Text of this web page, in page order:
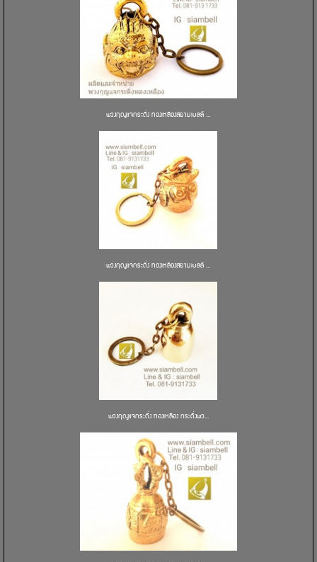
พวงกุญแจกระดิ่ง ทองเหลืองสยามเบลล์ ...
พวงกุญแจกระดิ่ง ทองเหลืองสยามเบลล์ ...
พวงกุญแจกระดิ่ง ทองเหลือง กระดิ่งพว...